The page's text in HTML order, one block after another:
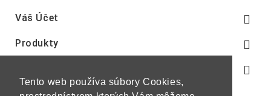
Tento web používa súbory Cookies,
Váš Účet 
Produkty 
